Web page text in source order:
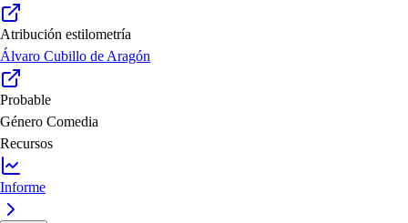
Atribución estilometría
Álvaro Cubillo de Aragón
Probable
Género Comedia
Recursos
Informe